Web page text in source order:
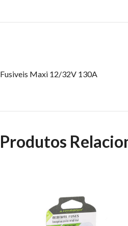
Fusiveis Maxi 12/32V 130A
Produtos